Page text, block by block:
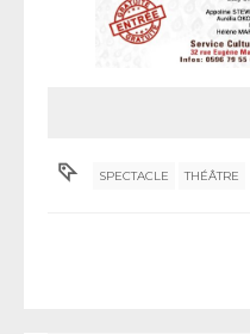
SPECTACLE THÉÂTRE